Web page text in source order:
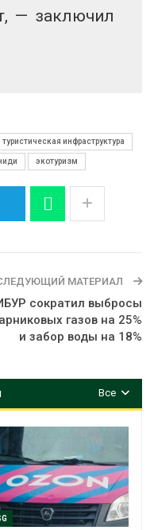
— заключил
туристическая инфраструктура
экотуризм
МАТЕРИАЛ
сократил выбросы
газов на 25%
и забор воды на 18%
Все